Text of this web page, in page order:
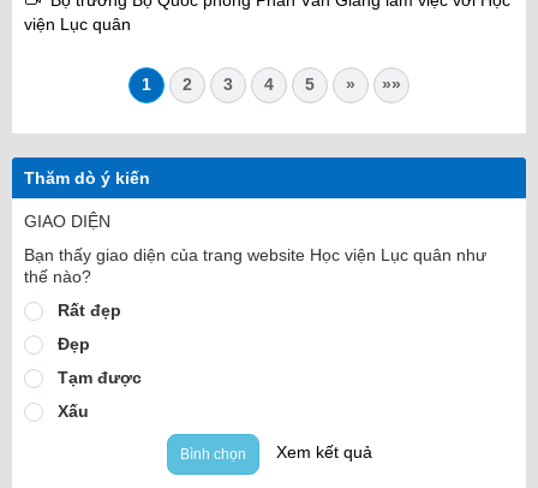
viện Lục quân
1 2 3 4 5 » »»
Thăm dò ý kiến
GIAO DIỆN
Bạn thấy giao diện của trang website Học viện Lục quân như
thế nào?
Rất đẹp
Đẹp
Tạm được
Xấu
Bình chọn Xem kết quả